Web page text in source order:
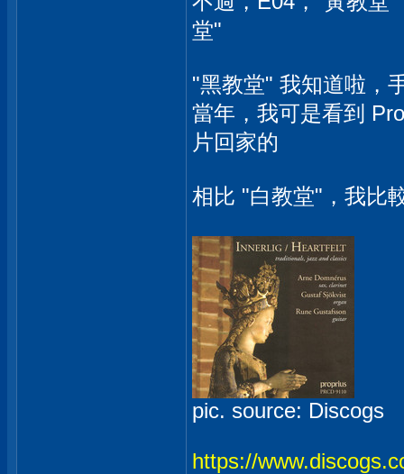
堂"
"黑教堂" 我知道啦，
當年，我可是看到
片回家的
相比 "白教堂"，我比
pic. source: Discogs
https://